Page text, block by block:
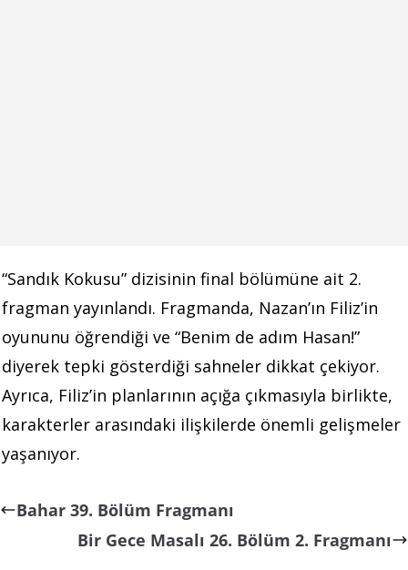
“Sandık Kokusu” dizisinin final bölümüne ait 2.
fragman yayınlandı. Fragmanda, Nazan’ın Filiz’in
oyununu öğrendiği ve “Benim de adım Hasan!”
diyerek tepki gösterdiği sahneler dikkat çekiyor.
Ayrıca, Filiz’in planlarının açığa çıkmasıyla birlikte,
karakterler arasındaki ilişkilerde önemli gelişmeler
yaşanıyor.
Bahar 39. Bölüm Fragmanı
Bir Gece Masalı 26. Bölüm 2. Fragmanı